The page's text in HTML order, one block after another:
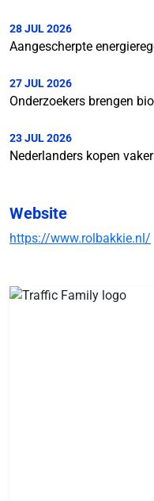
28 JUL 2026
Aangescherpte
27 JUL 2026
Onderzoekers brengen
23 JUL 2026
Nederlanders kopen
Website
https://www.rolbakkie.nl/